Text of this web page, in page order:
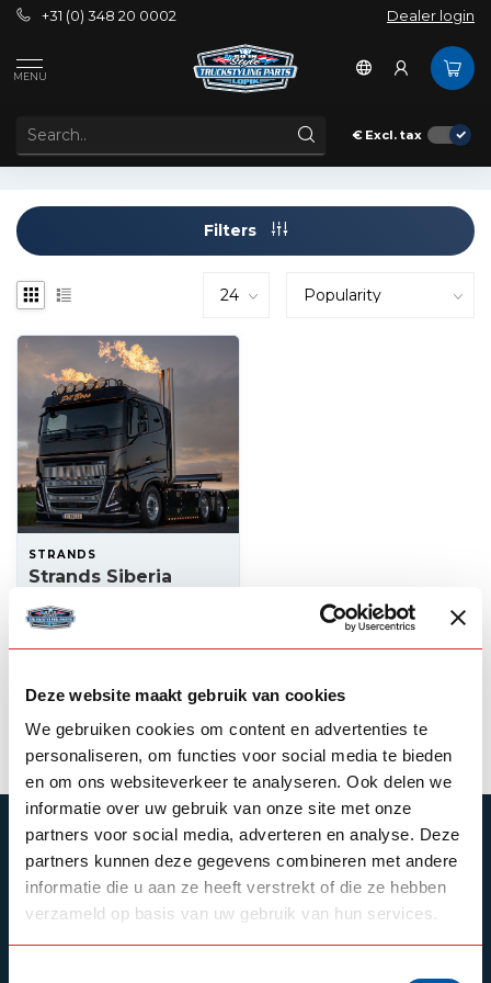
Deze website maakt gebruik van cookies
We gebruiken cookies om content en advertenties te
personaliseren, om functies voor social media te bieden
en om ons websiteverkeer te analyseren. Ook delen we
informatie over uw gebruik van onze site met onze
partners voor social media, adverteren en analyse. Deze
partners kunnen deze gegevens combineren met andere
informatie die u aan ze heeft verstrekt of die ze hebben
verzameld op basis van uw gebruik van hun services.
+31 (0) 348 20 0002 Dealer login
MENU
€ Excl. tax
Tags
PRODUCTS TAGGED WITH 7" NIGHT RANGER
Filters
STRANDS
Strands Siberia
light
SUBSCRIBE TO OUR NEWSLETTER
Stay up to date with our latest offers